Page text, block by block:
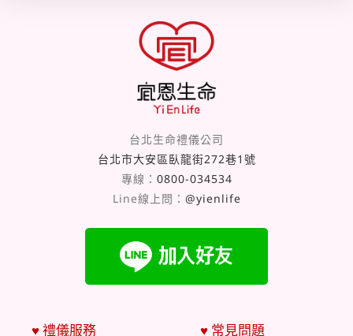
台北生命禮儀公司
台北市大安區臥龍街272巷1號
專線： 0800-034534
Line線上問： @yienlife
♥ 禮儀服務 ♥ 常見問題